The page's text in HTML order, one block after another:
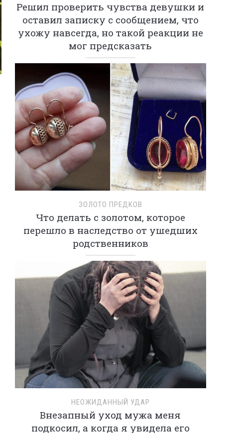
Решил проверить чувства девушки и
оставил записку с сообщением, что
ухожу навсегда, но такой реакции не
мог предсказать
ЗОЛОТО ПРЕДКОВ
Что делать с золотом, которое
перешло в наследство от ушедших
родственников
НЕОЖИДАННЫЙ УДАР
Внезапный уход мужа меня
подкосил, а когда я увидела его